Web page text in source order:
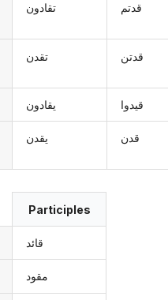
تقادون
تقدن
يقادون
يقدن
قدتم
قدتن
قيدوا
قدن
Participles
قائد
مقود